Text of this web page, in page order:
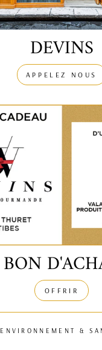
DEVINS
APPELEZ NOUS
BON
OFFRIR
ENVIRONNEMENT &